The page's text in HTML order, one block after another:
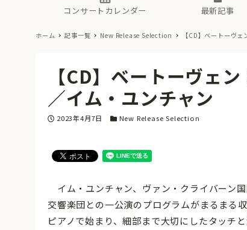
コンサートカレンダー 最新記事
古
現
無
ホーム 記事一覧 New Release Selection 【CD】ベートーヴ
【CD】ベートーヴェ
／イム・ユンチャン
投稿日
2023年4月7日 カテゴリー
New Release Selection
イム・ユンチャン、ヴァン・クライバーン
交響楽団との一公演のプログラムがまるまる
ピアノで始まり、細部まで大切にしたタッチ